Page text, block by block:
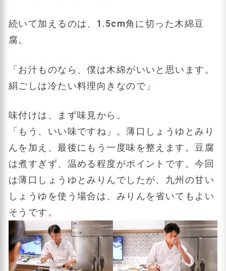
続いて加えるのは、1.5cm角に切った木綿豆
腐。
「お汁ものなら、僕は木綿がいいと思います。
絹ごしは冷たい料理向きなので」
味付けは、まず味見から。
「もう、いい味ですね」。薄口しょうゆとみり
んを加え、最後にもう一度味を整えます。豆腐
は煮すぎず、温める程度がポイントです。今回
は薄口しょうゆとみりんでしたが、九州の甘い
しょうゆを使う場合は、みりんを省いてもよい
そうです。